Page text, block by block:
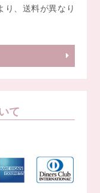
り、送料が異なり
て